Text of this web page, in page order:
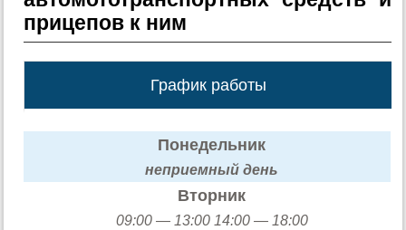
прицепов к ним
График работы
Понедельник
неприемный день
Вторник
09:00 — 13:00 14:00 — 18:00